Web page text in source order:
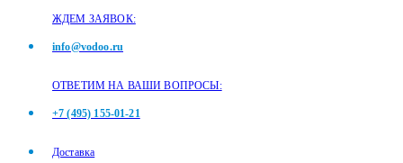
ЖДЕМ ЗАЯВОК:
info@vodoo.ru
ОТВЕТИМ НА ВАШИ ВОПРОСЫ:
+7 (495) 155-01-21
Доставка